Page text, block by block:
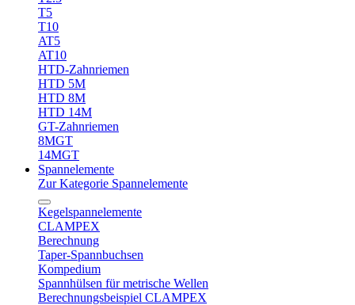
T5
T10
AT5
AT10
HTD-Zahnriemen
HTD 5M
HTD 8M
HTD 14M
GT-Zahnriemen
8MGT
14MGT
Spannelemente
Zur Kategorie Spannelemente
Kegelspannelemente
CLAMPEX
Berechnung
Taper-Spannbuchsen
Kompedium
Spannhülsen für metrische Wellen
Berechnungsbeispiel CLAMPEX